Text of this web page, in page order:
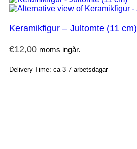
Keramikfigur – Jultomte (11 cm)
€12,00 moms ingår.
Delivery Time: ca 3-7 arbetsdagar